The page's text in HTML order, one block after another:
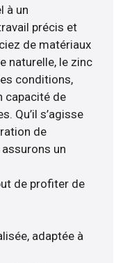
à un
précis et
de matériaux
naturelle, le zinc
conditions,
capacité de
Qu’il s’agisse
de
un
de profiter de
adaptée à